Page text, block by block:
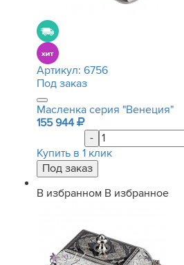
Артикул: 6756
Под заказ
Масленка серия "Венеция"
155 944
-
Купить в 1 клик
В избранном В избранное